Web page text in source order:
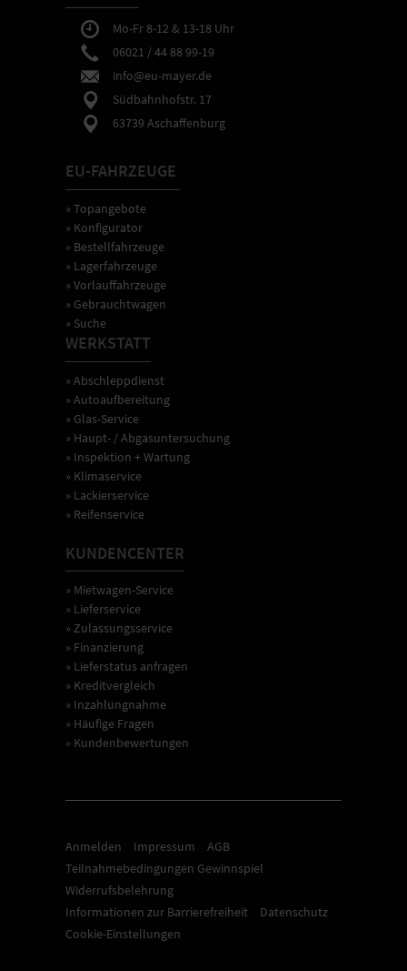
Mo-Fr 8-12 & 13-18 Uhr
06021 / 44 88 99-19
info@eu-mayer.de
Südbahnhofstr. 17
63739 Aschaffenburg
EU-FAHRZEUGE
» Topangebote
» Konfigurator
» Bestellfahrzeuge
» Lagerfahrzeuge
» Vorlauffahrzeuge
» Gebrauchtwagen
» Suche
WERKSTATT
» Abschleppdienst
» Autoaufbereitung
» Glas-Service
» Haupt- / Abgasuntersuchung
» Inspektion + Wartung
» Klimaservice
» Lackierservice
» Reifenservice
KUNDENCENTER
» Mietwagen-Service
» Lieferservice
» Zulassungsservice
» Finanzierung
» Lieferstatus anfragen
» Kreditvergleich
» Inzahlungnahme
» Häufige Fragen
» Kundenbewertungen
Anmelden Impressum
AGB
Teilnahmebedingungen Gewinnspiel
Widerrufsbelehrung
Informationen zur Barrierefreiheit
Datenschutz
Cookie-Einstellungen